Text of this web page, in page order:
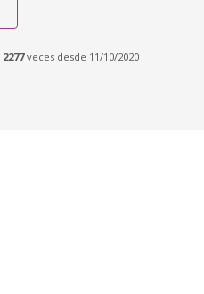
2277veces desde 11/10/2020